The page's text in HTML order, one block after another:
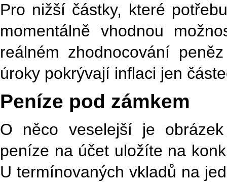
Pro nižší částky, které
momentálně vhodnou
reálném zhodnocování
úroky pokrývají inflaci jen
Peníze pod zámkem
O něco veselejší je
peníze na účet uložíte na
U termínovaných vkladů na